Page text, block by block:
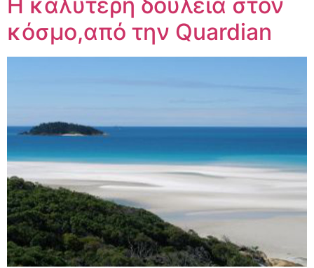
Η καλύτερη δουλειά στον
κόσμο,από την Quardian